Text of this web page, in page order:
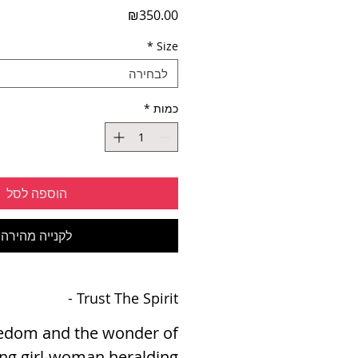
₪350.00
Size
*
לבחירה
כמות *
הוספה לסל
לקנייה מהירה
Trust The Spirit -
and the wonder of